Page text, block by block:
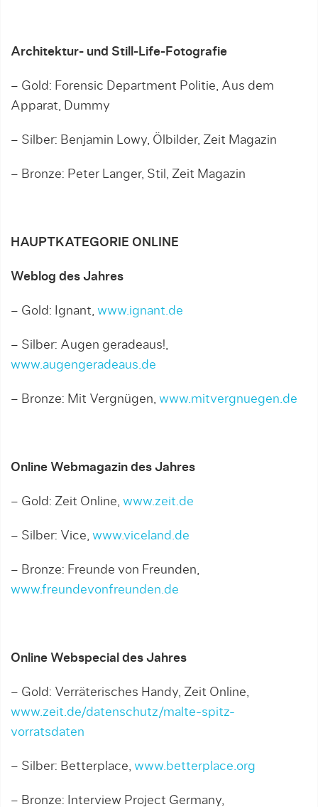
Architektur- und Still-Life-Fotografie
– Gold: Forensic Department Politie, Aus dem
Apparat, Dummy
– Silber: Benjamin Lowy, Ölbilder, Zeit Magazin
– Bronze: Peter Langer, Stil, Zeit Magazin
HAUPTKATEGORIE ONLINE
Weblog des Jahres
– Gold: Ignant, www.ignant.de
– Silber: Augen geradeaus!,
www.augengeradeaus.de
– Bronze: Mit Vergnügen, www.mitvergnuegen.de
Online Webmagazin des Jahres
– Gold: Zeit Online, www.zeit.de
– Silber: Vice, www.viceland.de
– Bronze: Freunde von Freunden,
www.freundevonfreunden.de
Online Webspecial des Jahres
– Gold: Verräterisches Handy, Zeit Online,
www.zeit.de/datenschutz/malte-spitz-
vorratsdaten
– Silber: Betterplace, www.betterplace.org
– Bronze: Interview Project Germany,